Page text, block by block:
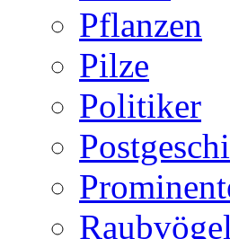
Pflanzen
Pilze
Politiker
Raubvögel